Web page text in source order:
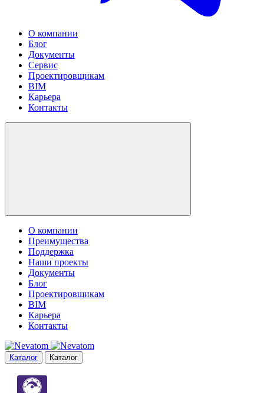
О компании
Блог
Документы
Сервис
Проектировщикам
BIM
Карьера
Контакты
О компании
Преимущества
Поддержка
Наши проекты
Документы
Блог
Проектировщикам
BIM
Карьера
Контакты
Каталог Каталог